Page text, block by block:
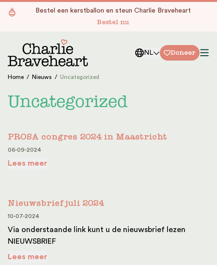
Ga naar de inhoudBestel een kerstballon en steun Charlie Braveheart
Bestel nu
NL Doneer
Home / Nieuws / Uncategorized
Uncategorized
PROSA congres 2024 in Maastricht
06-09-2024
Lees meer
Nieuwsbrief juli 2024
10-07-2024
Via onderstaande link kunt u de nieuwsbrief lezen
NIEUWSBRIEF
Lees meer